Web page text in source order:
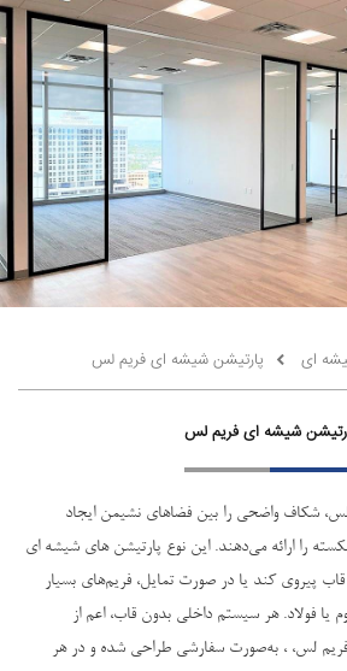
ای پارتیشن شیشه ای فریم لس
شیشه ای فریم لس
شکاف واضحی را بین فضاهای نشیمن ایجاد
را ارائه می‌دهند. این نوع پارتیشن های شیشه ای
پیروی کند یا در صورت تمایل، فریم‌های بسیار
یا فولاد. هر سیستم داخلی بدون قاب، اعم از
لس، ، به‌صورت سفارشی طراحی شده و در هر